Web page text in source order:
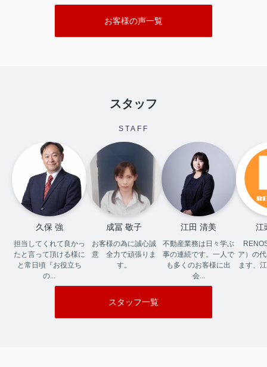
お客様の声一覧
スタッフ
STAFF
久保 強
担当してくれて良かっ
たと言って頂ける様に
と常日頃『お役立ち
の...
成冨 敬子
お客様の為に誠心誠
意　全力で頑張りま
す。
江田 清美
不動産業務は日々学ぶ
事の連続です。一人で
も多くのお客様に出
会...
江
ア）の
ます、
スタッフ一覧